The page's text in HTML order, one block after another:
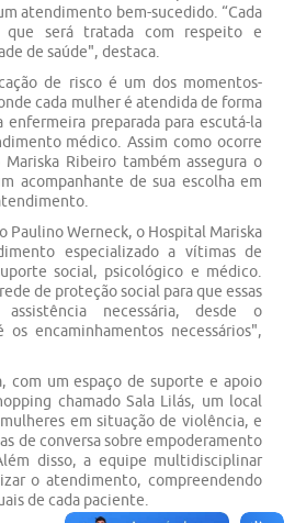
atendimento bem-sucedido. “Cada
que será tratada com respeito e
de saúde", destaca.
de risco é um dos momentos-
cada mulher é atendida de forma
enfermeira preparada para escutá-la
médico. Assim como ocorre
Ribeiro também assegura o
acompanhante de sua escolha em
Paulino Werneck, o Hospital Mariska
especializado a vítimas de
social, psicológico e médico.
de proteção social para que essas
necessária, desde o
encaminhamentos necessários",
com um espaço de suporte e apoio
chamado Sala Lilás, um local
em situação de violência, e
de conversa sobre empoderamento
disso, a equipe multidisciplinar
o atendimento, compreendendo
de cada paciente.